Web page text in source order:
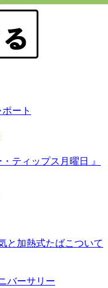
ート
ティップス月曜日 』
と加熱式たばこついて
バーサリー